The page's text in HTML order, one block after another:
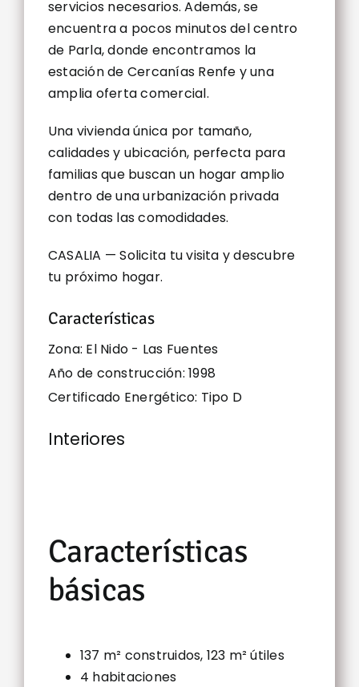
servicios necesarios. Además, se
encuentra a pocos minutos del centro
de Parla, donde encontramos la
estación de Cercanías Renfe y una
amplia oferta comercial.
Una vivienda única por tamaño,
calidades y ubicación, perfecta para
familias que buscan un hogar amplio
dentro de una urbanización privada
con todas las comodidades.
CASALIA — Solicita tu visita y descubre
tu próximo hogar.
Características
Zona: El Nido - Las Fuentes
Año de construcción: 1998
Certificado Energético: Tipo D
Interiores
Características
básicas
137 m² construidos, 123 m² útiles
4 habitaciones